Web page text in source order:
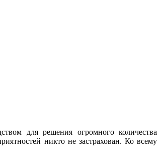
для решения огромного количества
никто не застрахован. Ко всему